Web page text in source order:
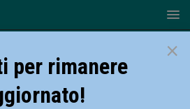
×
per rimanere